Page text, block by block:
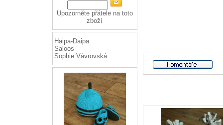
Upozorněte přátele na toto
zboží
Haipa-Daipa
Saloos
Sophie Vávrovská